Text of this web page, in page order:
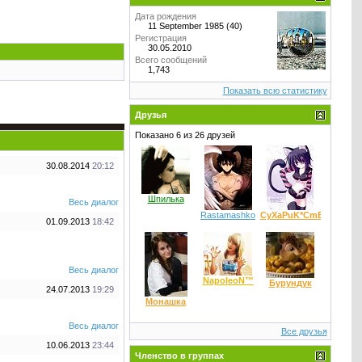
30.08.2014 20:12
Весь диалог
01.09.2013 18:42
Весь диалог
24.07.2013 19:29
Весь диалог
10.06.2013 23:44
Дата рождения
11 September 1985 (40)
Регистрация
30.05.2010
Всего сообщений
1,743
Показать всю статистику
Друзья
Показано 6 из 26 друзей
Шпилька
Rastamashko CyXaPuK*CmEpTu
Монашка
NapoleoN™ Бурундук
Все друзья
Членство в группах